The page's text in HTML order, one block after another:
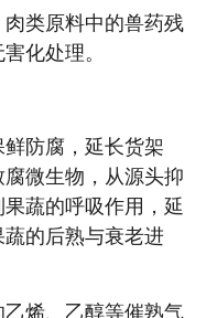
类原料中的兽药残
化处理。
防腐，延长货架
微生物，从源头抑
蔬的呼吸作用，延
的后熟与衰老进
烯、乙醇等催熟气